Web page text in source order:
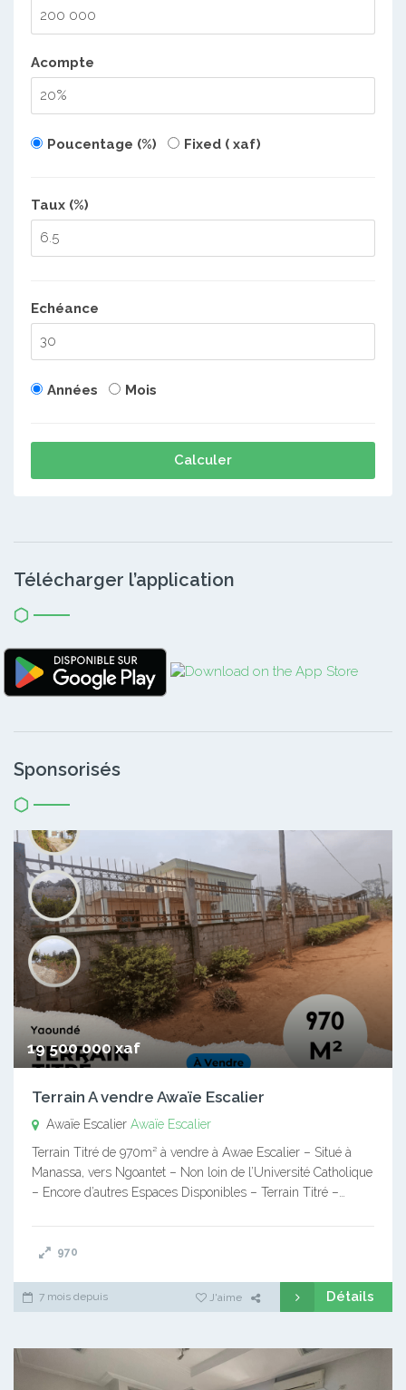
Acompte
Poucentage (%) Fixed ( xaf)
Taux (%)
Echéance
Années Mois
Calculer
Télécharger l’application
Sponsorisés
19 500 000 xaf
Terrain A vendre Awaïe Escalier
Awaïe Escalier Awaïe Escalier
Terrain Titré de 970m² à vendre à Awae Escalier – Situé à
Manassa, vers Ngoantet – Non loin de l’Université Catholique
– Encore d’autres Espaces Disponibles – Terrain Titré –…
970
7 mois depuis J'aime Détails